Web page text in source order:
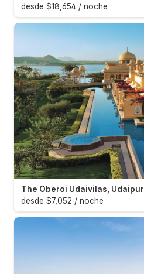
desde $18,654 / noche
The Oberoi Udaivilas, Udaipur
desde $7,052 / noche